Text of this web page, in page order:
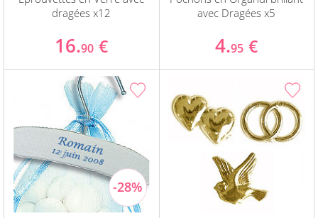
dragées x12
16.90 €
avec Dragées x5
4.95 €